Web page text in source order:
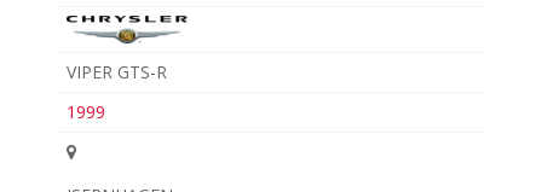
VIPER GTS-R
1999